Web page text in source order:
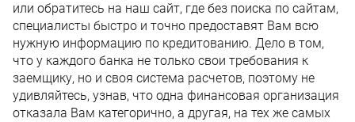
или обратитесь на наш сайт, где без поиска по сайтам,
специалисты быстро и точно предоставят Вам всю
нужную информацию по кредитованию. Дело в том,
что у каждого банка не только свои требования к
заемщику, но и своя система расчетов, поэтому не
удивляйтесь, узнав, что одна финансовая организация
отказала Вам категорично, а другая, на тех же самых